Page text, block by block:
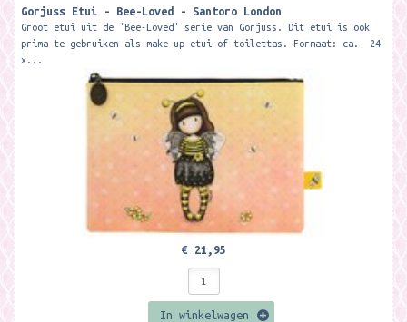
Gorjuss Etui - Bee-Loved - Santoro London
Groot etui uit de 'Bee-Loved' serie van Gorjuss. Dit etui is ook
prima te gebruiken als make-up etui of toilettas. Formaat: ca. 24
x...
€ 21,95
In winkelwagen